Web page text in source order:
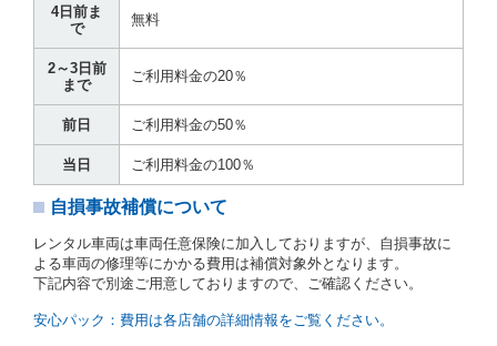
貸渡契約を締結した場合、借受人は当社に第１0条第
１項に定める貸渡料金を支払うものとします。
運転者の義務と定められた事項を遵守するものとしま
す。
当社は、監督官庁の基本通達（注１）に基づき、貸渡
運転者の氏名、住所、運転免許の種類及び運転免許証
写しを添付するため、貸渡契約の締結にあたり、借受
人に対し、借受人の指定する運転者（以下「運転者」
といいます。）の運転免許証の提示を求めるほか、そ
の写しの提出を求めることがあります。この場合、借
受人は、自己が運転者であるときは自己の運転免許証
の運転免許証を提示するものとします。
4日前ま
で
無料
2～3日前
まで
ご利用料金の20％
前日 ご利用料金の50％
当日 ご利用料金の100％
自損事故補償について
レンタル車両は車両任意保険に加入しておりますが、自損事故に
よる車両の修理等にかかる費用は補償対象外となります。
下記内容で別途ご用意しておりますので、ご確認ください。
安心パック：費用は各店舗の詳細情報をご覧ください。